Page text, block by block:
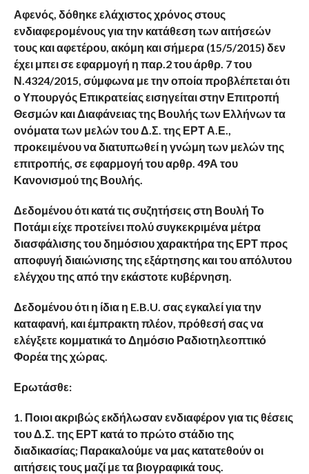
Αφενός, δόθηκε ελάχιστος χρόνος στους
ενδιαφερομένους για την κατάθεση των αιτήσεών
τους και αφετέρου, ακόμη και σήμερα (15/5/2015) δεν
έχει μπει σε εφαρμογή η παρ.2 του άρθρ. 7 του
Ν.4324/2015, σύμφωνα με την οποία προβλέπεται ότι
ο Υπουργός Επικρατείας εισηγείται στην Επιτροπή
Θεσμών και Διαφάνειας της Βουλής των Ελλήνων τα
ονόματα των μελών του Δ.Σ. της ΕΡΤ Α.Ε.,
προκειμένου να διατυπωθεί η γνώμη των μελών της
επιτροπής, σε εφαρμογή του αρθρ. 49Α του
Κανονισμού της Βουλής.
Δεδομένου ότι κατά τις συζητήσεις στη Βουλή Το
Ποτάμι είχε προτείνει πολύ συγκεκριμένα μέτρα
διασφάλισης του δημόσιου χαρακτήρα της ΕΡΤ προς
αποφυγή διαιώνισης της εξάρτησης και του απόλυτου
ελέγχου της από την εκάστοτε κυβέρνηση.
Δεδομένου ότι η ίδια η E.B.U. σας εγκαλεί για την
καταφανή, και έμπρακτη πλέον, πρόθεσή σας να
ελέγξετε κομματικά το Δημόσιο Ραδιοτηλεοπτικό
Φορέα της χώρας.
Ερωτάσθε:
1. Ποιοι ακριβώς εκδήλωσαν ενδιαφέρον για τις θέσεις
του Δ.Σ. της ΕΡΤ κατά το πρώτο στάδιο της
διαδικασίας; Παρακαλούμε να μας κατατεθούν οι
αιτήσεις τους μαζί με τα βιογραφικά τους.